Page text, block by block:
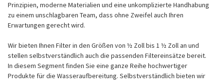
Prinzipien, moderne Materialien und eine unkomplizierte Handhabung
zu einem unschlagbaren Team, dass ohne Zweifel auch Ihren
Erwartungen gerecht wird.
Wir bieten Ihnen Filter in den Größen von ½ Zoll bis 1 ½ Zoll an und
stellen selbstverständlich auch die passenden Filtereinsätze bereit.
In diesem Segment finden Sie eine ganze Reihe hochwertiger
Produkte für die Wasseraufbereitung. Selbstverständlich bieten wir